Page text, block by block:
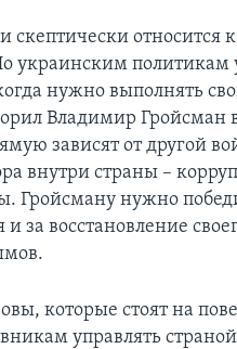
скептически относится к
украинским политикам
нужно выполнять
Владимир Гройсман
зависят от другой
внутри страны –
Гройсману нужно
за восстановление
которые стоят на
управлять